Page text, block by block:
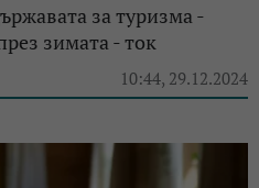
за туризма -
зимата - ток
10:44, 29.12.2024